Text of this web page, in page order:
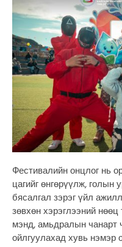
Фестивалийн онцлог нь
цагийг өнгөрүүлж, голын
бясалгал зэрэг үйл
зөвхөн хэрэглээний нөөц
мэнд, амьдралын чанарт
ойлгуулахад хувь нэмэр